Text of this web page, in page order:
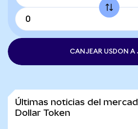
CANJEAR USDON A
Últimas noticias del
Dollar Token